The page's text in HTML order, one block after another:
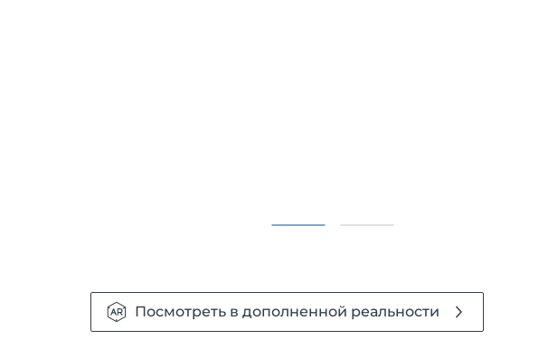
Посмотреть в дополненной реальности